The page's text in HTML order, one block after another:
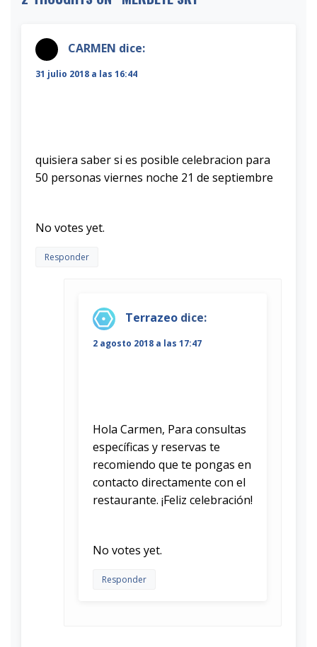
CARMEN dice:
31 julio 2018 a las 16:44
quisiera saber si es posible celebracion para
50 personas viernes noche 21 de septiembre
No votes yet.
Responder
Terrazeo dice:
2 agosto 2018 a las 17:47
Hola Carmen, Para consultas
específicas y reservas te
recomiendo que te pongas en
contacto directamente con el
restaurante. ¡Feliz celebración!
No votes yet.
Responder